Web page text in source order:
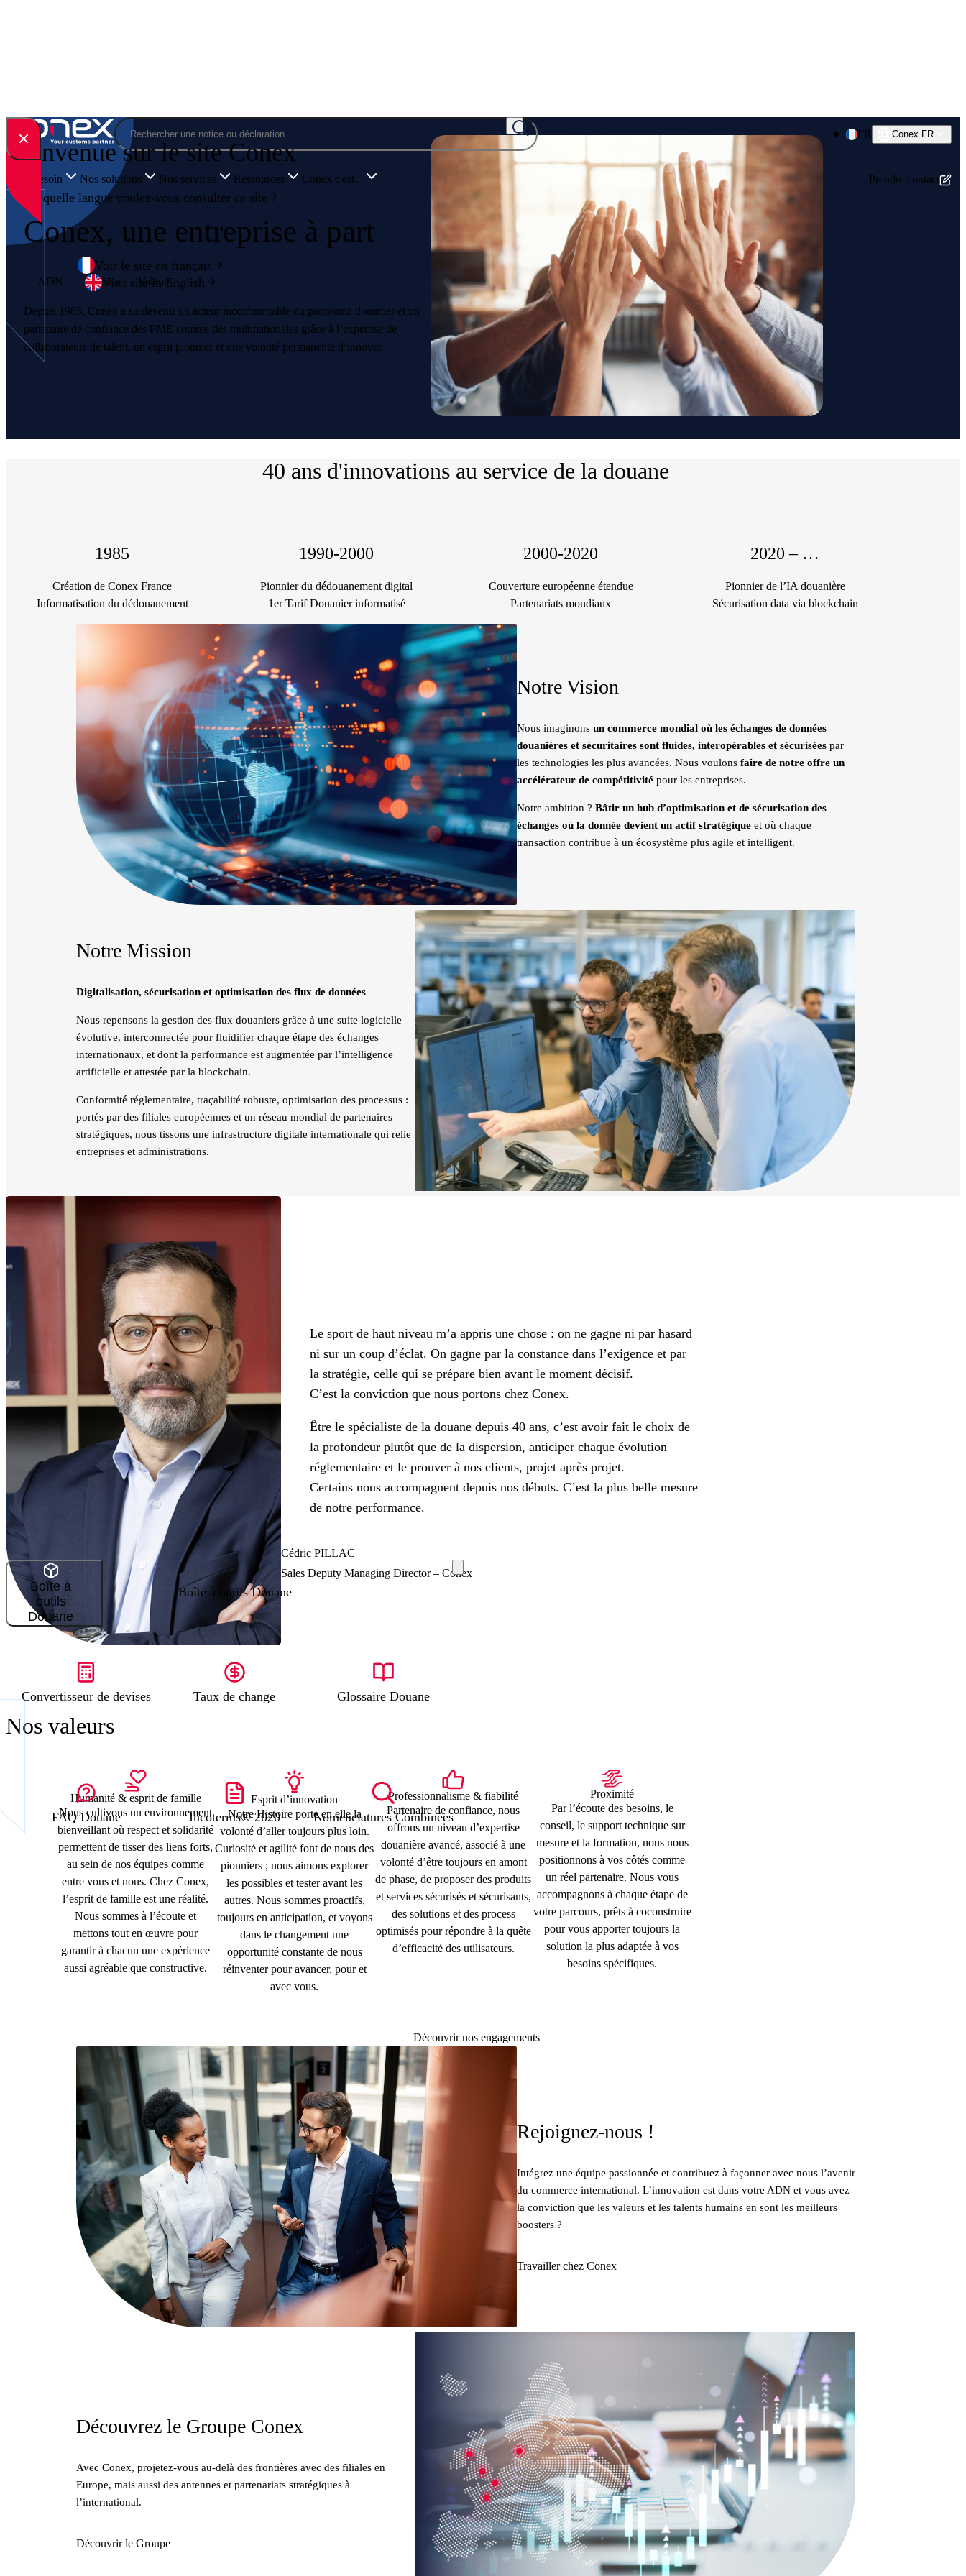
Skip to content Rechercher
FR Conex FR
Votre besoin Nos solutions Nos services Ressources Conex c'est... Prendre contact
Bienvenue sur le site Conex
En quelle langue voulez-vous consulter ce site ?
Voir le site en français
Visit site in English
Conex, une entreprise à part
ADN Mission Valeurs
Depuis 1985, Conex a su devenir un acteur incontournable du panorama douanier et un
partenaire de confiance des PME comme des multinationales grâce à l’expertise de
collaborateurs de talent, un esprit pionnier et une volonté permanente d’innover.
40 ans d'innovations au service de la douane
1985
Création de Conex France
Informatisation du dédouanement
1990-2000
Pionnier du dédouanement digital
1er Tarif Douanier informatisé
2000-2020
Couverture européenne étendue
Partenariats mondiaux
2020 – …
Pionnier de l’IA douanière
Sécurisation data via blockchain
Notre Vision
Nous imaginons un commerce mondial où les échanges de données
douanières et sécuritaires sont fluides, interopérables et sécurisées par
les technologies les plus avancées. Nous voulons faire de notre offre un
accélérateur de compétitivité pour les entreprises.
Notre ambition ? Bâtir un hub d’optimisation et de sécurisation des
échanges où la donnée devient un actif stratégique et où chaque
transaction contribue à un écosystème plus agile et intelligent.
Notre Mission
Digitalisation, sécurisation et optimisation des flux de données
Nous repensons la gestion des flux douaniers grâce à une suite logicielle
évolutive, interconnectée pour fluidifier chaque étape des échanges
internationaux, et dont la performance est augmentée par l’intelligence
artificielle et attestée par la blockchain.
Conformité réglementaire, traçabilité robuste, optimisation des processus :
portés par des filiales européennes et un réseau mondial de partenaires
stratégiques, nous tissons une infrastructure digitale internationale qui relie
entreprises et administrations.
Le sport de haut niveau m’a appris une chose : on ne gagne ni par hasard
ni sur un coup d’éclat. On gagne par la constance dans l’exigence et par
la stratégie, celle qui se prépare bien avant le moment décisif.
C’est la conviction que nous portons chez Conex.
Être le spécialiste de la douane depuis 40 ans, c’est avoir fait le choix de
la profondeur plutôt que de la dispersion, anticiper chaque évolution
réglementaire et le prouver à nos clients, projet après projet.
Certains nous accompagnent depuis nos débuts. C’est la plus belle mesure
de notre performance.
Cédric PILLAC
Sales Deputy Managing Director – Conex
Nos valeurs
Humanité & esprit de famille
Nous cultivons un environnement
bienveillant où respect et solidarité
permettent de tisser des liens forts,
au sein de nos équipes comme
entre vous et nous. Chez Conex,
l’esprit de famille est une réalité.
Nous sommes à l’écoute et
mettons tout en œuvre pour
garantir à chacun une expérience
aussi agréable que constructive.
Esprit d’innovation
Notre Histoire porte en elle la
volonté d’aller toujours plus loin.
Curiosité et agilité font de nous des
pionniers ; nous aimons explorer
les possibles et tester avant les
autres. Nous sommes proactifs,
toujours en anticipation, et voyons
dans le changement une
opportunité constante de nous
réinventer pour avancer, pour et
avec vous.
Professionnalisme & fiabilité
Partenaire de confiance, nous
offrons un niveau d’expertise
douanière avancé, associé à une
volonté d’être toujours en amont
de phase, de proposer des produits
et services sécurisés et sécurisants,
des solutions et des process
optimisés pour répondre à la quête
d’efficacité des utilisateurs.
Proximité
Par l’écoute des besoins, le
conseil, le support technique sur
mesure et la formation, nous nous
positionnons à vos côtés comme
un réel partenaire. Nous vous
accompagnons à chaque étape de
votre parcours, prêts à coconstruire
pour vous apporter toujours la
solution la plus adaptée à vos
besoins spécifiques.
Découvrir nos engagements
Rejoignez-nous !
Intégrez une équipe passionnée et contribuez à façonner avec nous l’avenir
du commerce international. L’innovation est dans votre ADN et vous avez
la conviction que les valeurs et les talents humains en sont les meilleurs
boosters ?
Travailler chez Conex
Découvrez le Groupe Conex
Avec Conex, projetez-vous au-delà des frontières avec des filiales en
Europe, mais aussi des antennes et partenariats stratégiques à
l’international.
Découvrir le Groupe
Boîte à
outils
Douane
Boîte à outils Douane
Convertisseur de devises Taux de change Glossaire Douane
FAQ Douane Incoterms® 2020 Nomenclatures Combinées